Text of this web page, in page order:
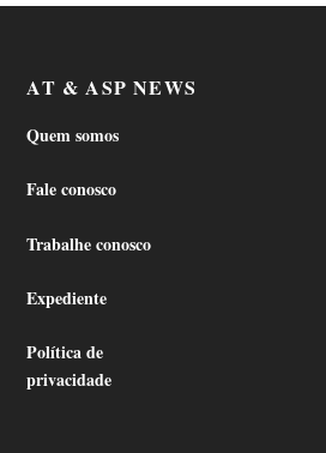
AT & ASP NEWS
Quem somos
Fale conosco
Trabalhe conosco
Expediente
Política de
privacidade